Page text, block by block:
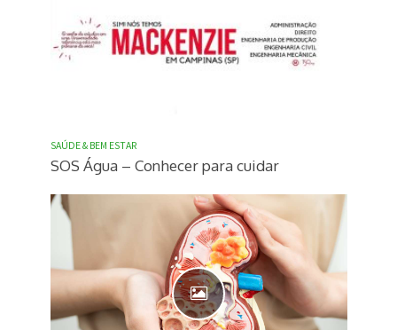
SAÚDE & BEM ESTAR
SOS Água – Conhecer para cuidar